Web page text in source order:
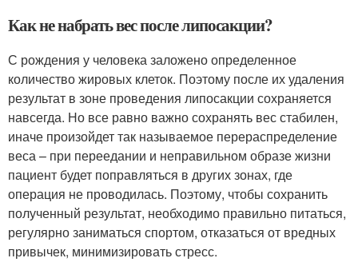
Как не набрать вес после липосакции?
С рождения у человека заложено определенное
количество жировых клеток. Поэтому после их удаления
результат в зоне проведения липосакции сохраняется
навсегда. Но все равно важно сохранять вес стабилен,
иначе произойдет так называемое перераспределение
веса – при переедании и неправильном образе жизни
пациент будет поправляться в других зонах, где
операция не проводилась. Поэтому, чтобы сохранить
полученный результат, необходимо правильно питаться,
регулярно заниматься спортом, отказаться от вредных
привычек, минимизировать стресс.